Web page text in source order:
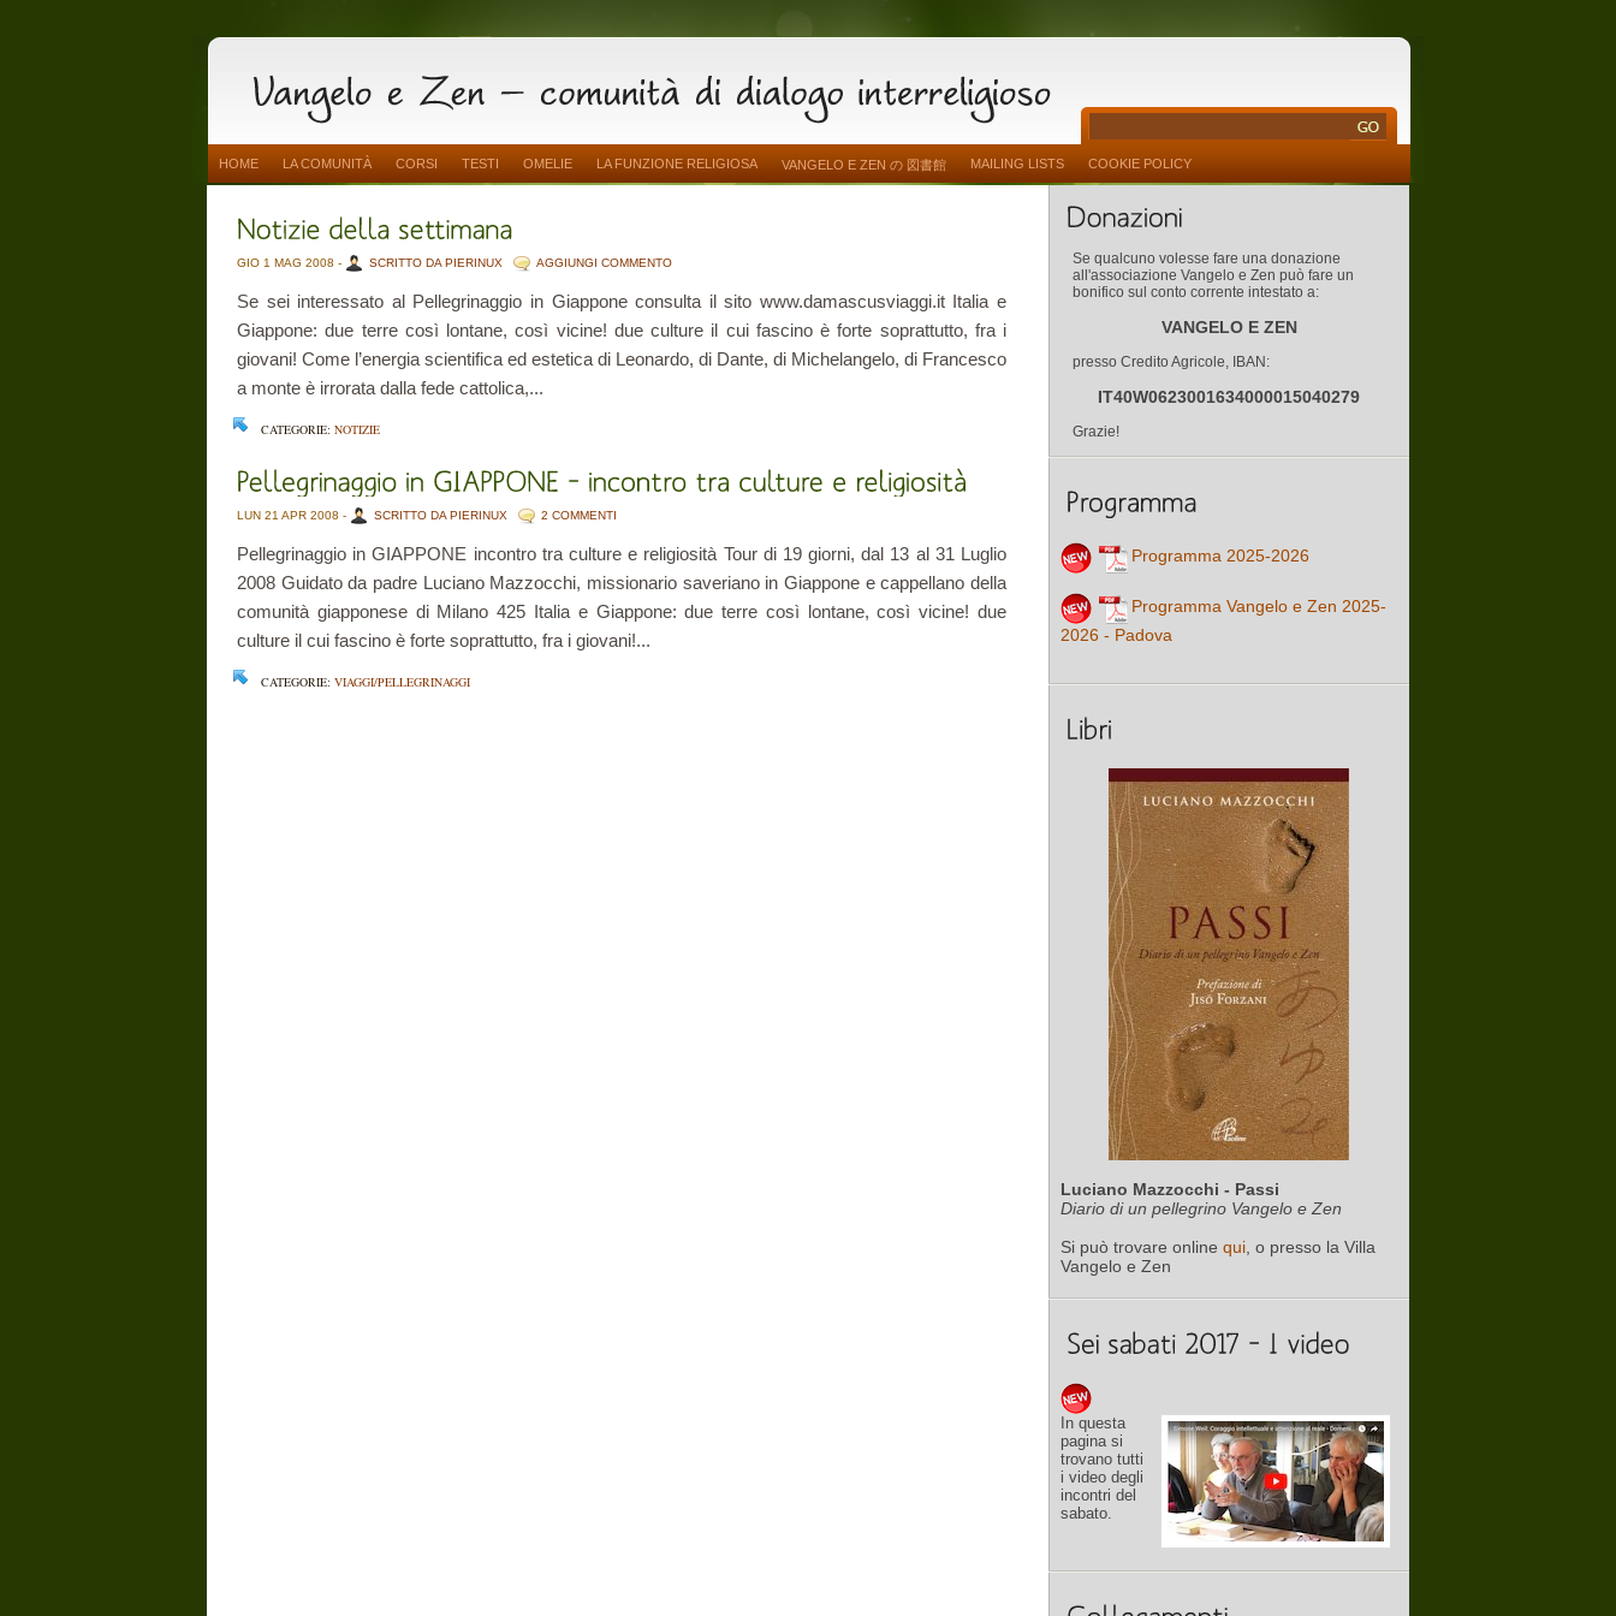
HOME LA COMUNITÀ CORSI TESTI OMELIE LA FUNZIONE RELIGIOSA VANGELO E ZEN の 図書館 MAILING LISTS COOKIE POLICY
GIO 1 MAG 2008 - SCRITTO DA PIERINUX AGGIUNGI COMMENTO
Se sei interessato al Pellegrinaggio in Giappone consulta il sito www.damascusviaggi.it Italia e
Giappone: due terre così lontane, così vicine! due culture il cui fascino è forte soprattutto, fra i
giovani! Come l’energia scientifica ed estetica di Leonardo, di Dante, di Michelangelo, di Francesco
a monte è irrorata dalla fede cattolica,...
CATEGORIE: NOTIZIE
LUN 21 APR 2008 - SCRITTO DA PIERINUX 2 COMMENTI
Pellegrinaggio in GIAPPONE incontro tra culture e religiosità Tour di 19 giorni, dal 13 al 31 Luglio
2008 Guidato da padre Luciano Mazzocchi, missionario saveriano in Giappone e cappellano della
comunità giapponese di Milano 425 Italia e Giappone: due terre così lontane, così vicine! due
culture il cui fascino è forte soprattutto, fra i giovani!...
CATEGORIE: VIAGGI/PELLEGRINAGGI
Se qualcuno volesse fare una donazione
all'associazione Vangelo e Zen può fare un
bonifico sul conto corrente intestato a:
VANGELO E ZEN
presso Credito Agricole, IBAN:
IT40W0623001634000015040279
Grazie!
Programma 2025-2026
Programma Vangelo e Zen 2025-
2026 - Padova
Luciano Mazzocchi - Passi
Diario di un pellegrino Vangelo e Zen
Si può trovare online qui , o presso la Villa
Vangelo e Zen
In questa
pagina si
trovano tutti
i video degli
incontri del
sabato.